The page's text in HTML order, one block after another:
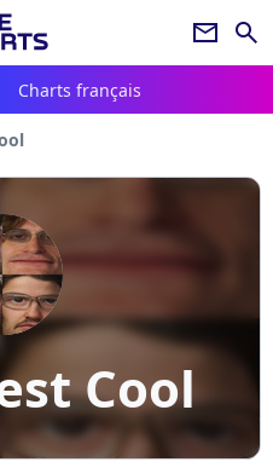
newsletter search
Charts français
Cool